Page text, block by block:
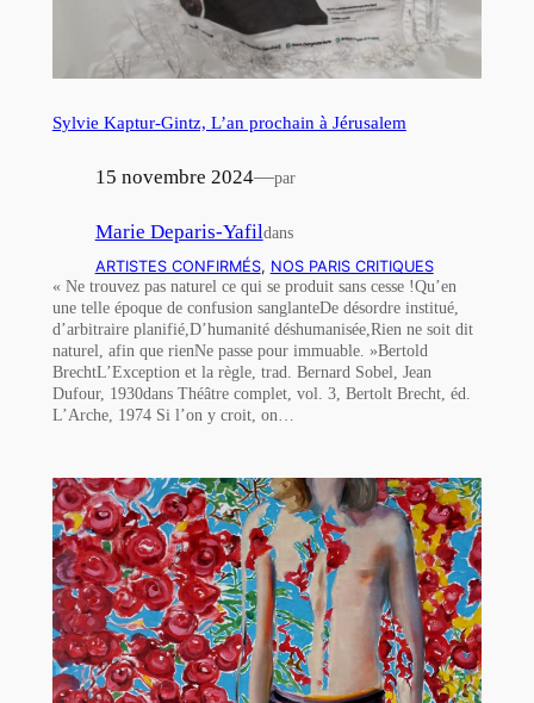
Sylvie Kaptur-Gintz, L’an prochain à Jérusalem
15 novembre 2024—par
Marie Deparis-Yafildans
ARTISTES CONFIRMÉS, NOS PARIS CRITIQUES
« Ne trouvez pas naturel ce qui se produit sans cesse !Qu’en
une telle époque de confusion sanglanteDe désordre institué,
d’arbitraire planifié,D’humanité déshumanisée,Rien ne soit dit
naturel, afin que rienNe passe pour immuable. »Bertold
BrechtL’Exception et la règle, trad. Bernard Sobel, Jean
Dufour, 1930dans Théâtre complet, vol. 3, Bertolt Brecht, éd.
L’Arche, 1974 Si l’on y croit, on…